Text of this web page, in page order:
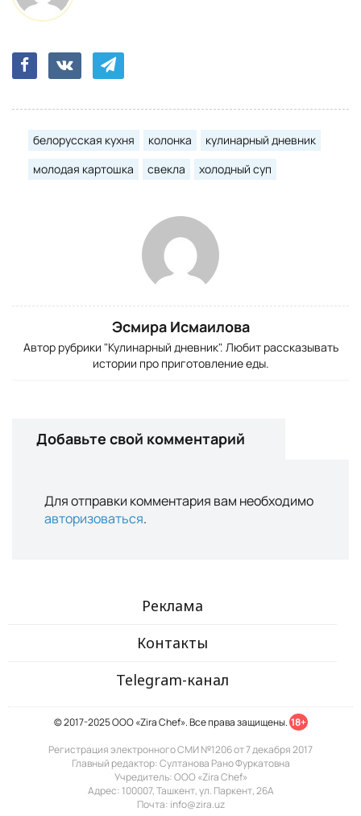
белорусская кухня колонка
кулинарный дневник
молодая картошка
свекла холодный суп
Эсмира Исмаилова
Автор рубрики "Кулинарный дневник". Любит рассказывать
истории про приготовление еды.
Добавьте свой комментарий
Для отправки комментария вам необходимо
авторизоваться.
Реклама
Контакты
Telegram-канал
© 2017-2025 ООО «Zira Chef». Все права защищены. 18+
Регистрация электронного СМИ №1206 от 7 декабря 2017
Главный редактор: Султанова Рано Фуркатовна
Учредитель: ООО «Zira Chef»
Адрес: 100007, Ташкент, ул. Паркент, 26А
Почта: info@zira.uz